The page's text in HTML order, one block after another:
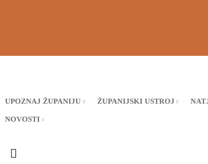
UPOZNAJ ŽUPANIJU ŽUPANIJSKI USTROJ
NOVOSTI